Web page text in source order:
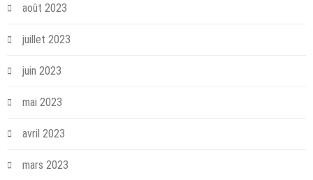
août 2023
juillet 2023
juin 2023
mai 2023
avril 2023
mars 2023